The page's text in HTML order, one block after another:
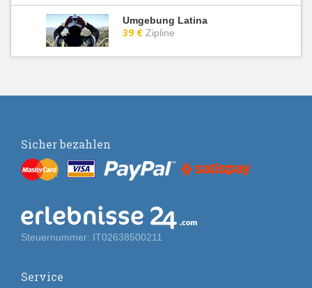
Umgebung Latina
39 € Zipline
Sicher bezahlen
Steuernummer: IT02638500211
Service